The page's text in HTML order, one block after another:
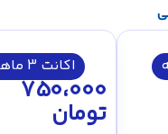
اکانت 3 ماهه
750،000
تومان